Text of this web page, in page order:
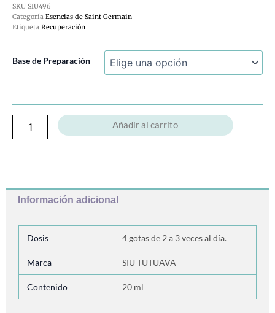
SKU SIU496
Categoría Esencias de Saint Germain
Etiqueta Recuperación
Base de Preparación
Erbum
Añadir al carrito
Información adicional
Dosis 4 gotas de 2 a 3 veces al día.
Marca SIU TUTUAVA
Contenido 20 ml